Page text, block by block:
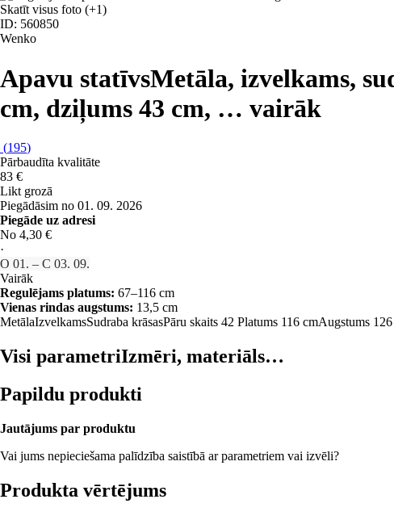
Skatīt visus foto (+1)
ID: 560850
Wenko
Apavu statīvsMetāla, izvelkams,
cm, dziļums 43 cm, … vairāk
(195)
Pārbaudīta kvalitāte
83 €
Likt grozā
Piegādāsim no 01. 09. 2026
Piegāde uz adresi
No 4,30 €
·
O 01. – C 03. 09.
Vairāk
Regulējams platums: 67–116 cm
Vienas rindas augstums: 13,5 cm
MetālaIzvelkamsSudraba krāsasPāru skaits 42 Platums 116 cmAugstums
Visi parametriIzmēri, materiāls…
Papildu produkti
Jautājums par produktu
Vai jums nepieciešama palīdzība saistībā ar parametriem vai izvēli?
Produkta vērtējums